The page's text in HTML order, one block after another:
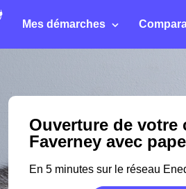
Mes démarches